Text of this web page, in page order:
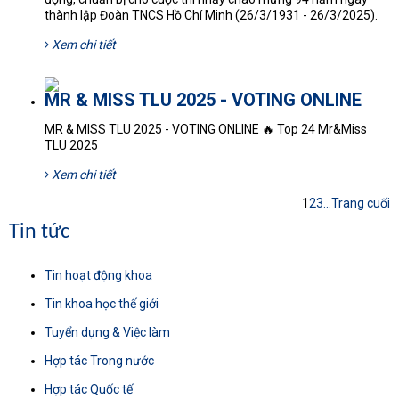
thành lập Đoàn TNCS Hồ Chí Minh (26/3/1931 - 26/3/2025).
Xem chi tiết
MR & MISS TLU 2025 - VOTING ONLINE
MR & MISS TLU 2025 - VOTING ONLINE 🔥 Top 24 Mr&Miss
TLU 2025
Xem chi tiết
123 Trang cuối
Tin tức
Tin hoạt động khoa
Tin khoa học thế giới
Tuyển dụng & Việc làm
Hợp tác Trong nước
Hợp tác Quốc tế